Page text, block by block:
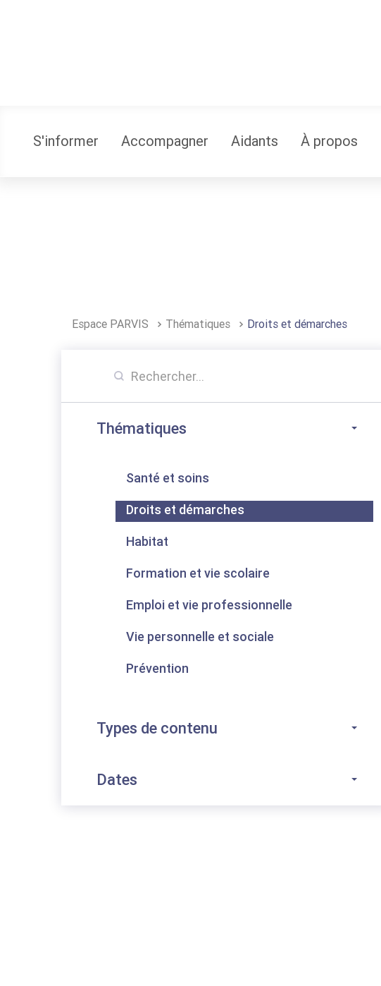
S'informer Accompagner Aidants À propos
Espace PARVIS Thématiques Droits et démarches
Thématiques
Santé et soins
Droits et démarches
Habitat
Formation et vie scolaire
Emploi et vie professionnelle
Vie personnelle et sociale
Prévention
Types de contenu
Dates